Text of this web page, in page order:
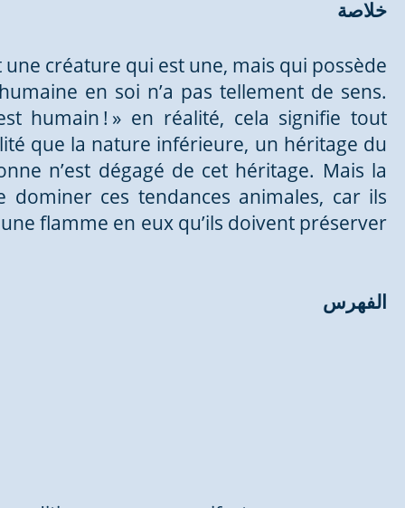
خلاصة
créature qui est une, mais qui possède
en soi n’a pas tellement de sens.
humain ! » en réalité, cela signifie tout
que la nature inférieure, un héritage du
n’est dégagé de cet héritage. Mais la
ces tendances animales, car ils
flamme en eux qu’ils doivent préserver
الفهرس